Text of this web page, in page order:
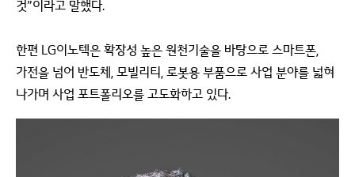
것”이라고 말했다.
한편 LG이노텍은 확장성 높은 원천기술을 바탕으로 스마트폰,
가전을 넘어 반도체, 모빌리티, 로봇용 부품으로 사업 분야를 넓혀
나가며 사업 포트폴리오를 고도화하고 있다.